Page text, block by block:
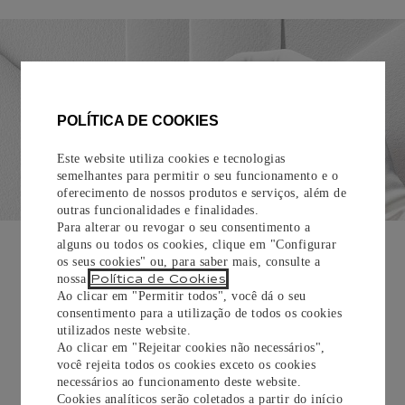
POLÍTICA DE COOKIES
Este website utiliza cookies e tecnologias
semelhantes para permitir o seu funcionamento e o
oferecimento de nossos produtos e serviços, além de
outras funcionalidades e finalidades.
Para alterar ou revogar o seu consentimento a
alguns ou todos os cookies, clique em "Configurar
os seus cookies" ou, para saber mais, consulte a
nossa Política de Cookies
Ao clicar em "Permitir todos", você dá o seu
consentimento para a utilização de todos os cookies
utilizados neste website.
Ao clicar em "Rejeitar cookies não necessários",
você rejeita todos os cookies exceto os cookies
necessários ao funcionamento deste website.
Cookies analíticos serão coletados a partir do início
EMBALAGEM PARA PRESENTE
Todos os pedidos de nossa e-Boutique Cartier são
cuidadosamente embrulhados para presente e oferecem a
opção de adicionar um cartão personalizado.
Saiba mais